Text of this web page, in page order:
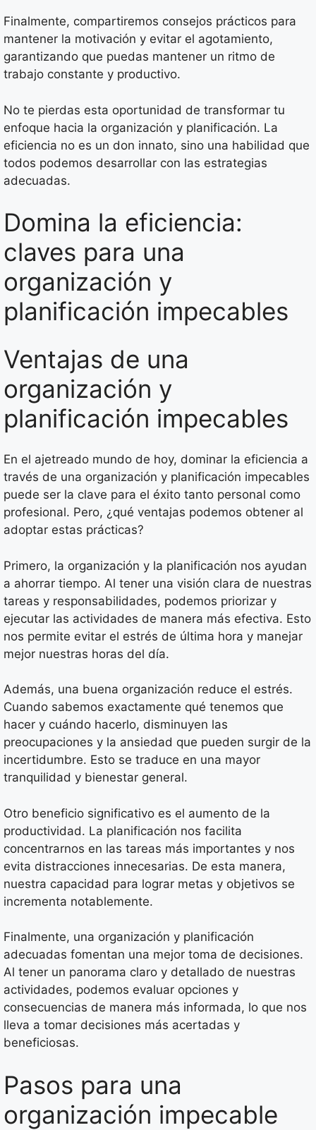
Finalmente, compartiremos consejos prácticos para
mantener la motivación y evitar el agotamiento,
garantizando que puedas mantener un ritmo de
trabajo constante y productivo.
No te pierdas esta oportunidad de transformar tu
enfoque hacia la organización y planificación. La
eficiencia no es un don innato, sino una habilidad que
todos podemos desarrollar con las estrategias
adecuadas.
Domina la eficiencia:
claves para una
organización y
planificación impecables
Ventajas de una
organización y
planificación impecables
En el ajetreado mundo de hoy, dominar la eficiencia a
través de una organización y planificación impecables
puede ser la clave para el éxito tanto personal como
profesional. Pero, ¿qué ventajas podemos obtener al
adoptar estas prácticas?
Primero, la organización y la planificación nos ayudan
a ahorrar tiempo. Al tener una visión clara de nuestras
tareas y responsabilidades, podemos priorizar y
ejecutar las actividades de manera más efectiva. Esto
nos permite evitar el estrés de última hora y manejar
mejor nuestras horas del día.
Además, una buena organización reduce el estrés.
Cuando sabemos exactamente qué tenemos que
hacer y cuándo hacerlo, disminuyen las
preocupaciones y la ansiedad que pueden surgir de la
incertidumbre. Esto se traduce en una mayor
tranquilidad y bienestar general.
Otro beneficio significativo es el aumento de la
productividad. La planificación nos facilita
concentrarnos en las tareas más importantes y nos
evita distracciones innecesarias. De esta manera,
nuestra capacidad para lograr metas y objetivos se
incrementa notablemente.
Finalmente, una organización y planificación
adecuadas fomentan una mejor toma de decisiones.
Al tener un panorama claro y detallado de nuestras
actividades, podemos evaluar opciones y
consecuencias de manera más informada, lo que nos
lleva a tomar decisiones más acertadas y
beneficiosas.
Pasos para una
organización impecable